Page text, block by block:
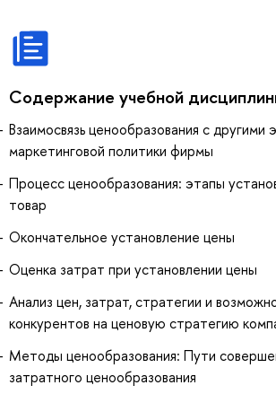
Содержание учебной
Взаимосвязь ценообразования с другими
маркетинговой политики фирмы
Процесс ценообразования: этапы
товар
Окончательное установление цены
Оценка затрат при установлении цены
Анализ цен, затрат, стратегии и
конкурентов на ценовую стратегию
Методы ценообразования: Пути
затратного ценообразования